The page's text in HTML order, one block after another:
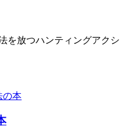
を放つハンティングアクシ